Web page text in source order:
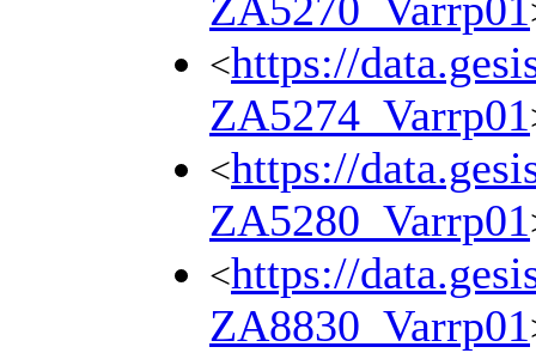
ZA5270_Varrp01
<https://
ZA5274_Varrp01
<https://
ZA5280_Varrp01
<https://
ZA8830_Varrp01